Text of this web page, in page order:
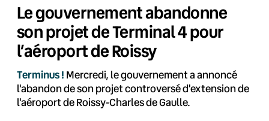
Le gouvernement abandonne
son projet de Terminal 4 pour
l’aéroport de Roissy
Terminus ! Mercredi, le gouvernement a annoncé
l'abandon de son projet controversé d'extension de
l'aéroport de Roissy-Charles de Gaulle.